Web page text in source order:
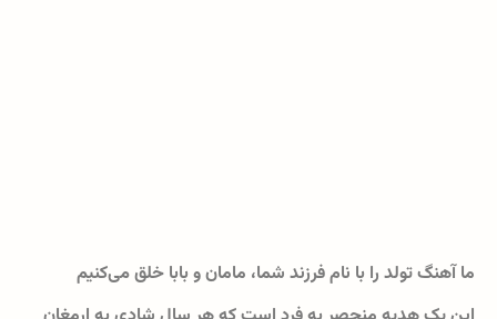
ما آهنگ تولد را با نام فرزند شما، مامان و بابا خلق می‌کنیم